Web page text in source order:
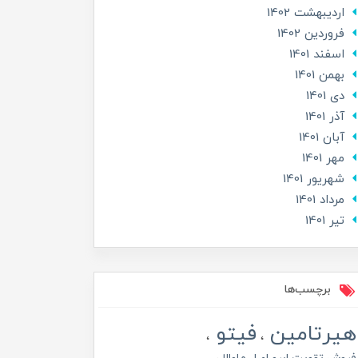
ارديبهشت 1402
فروردین 1402
اسفند 1401
بهمن 1401
دی 1401
آذر 1401
آبان 1401
مهر 1401
شهریور 1401
مرداد 1401
تير 1401
برچسب‌ها
هیرتامین فیتو